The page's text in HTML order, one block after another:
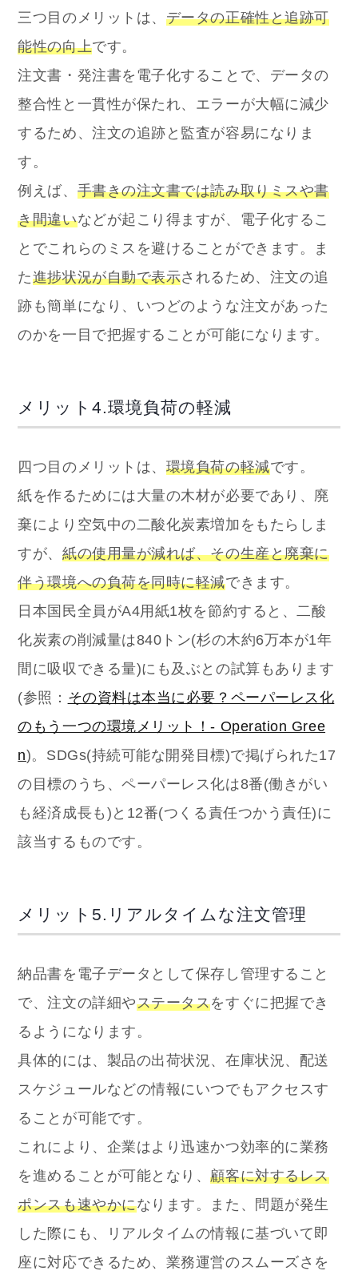
三つ目のメリットは、 データの正確性と追跡可
能性の向上です。
注文書・発注書を電子化することで、データの
整合性と一貫性が保たれ、エラーが大幅に減少
するため、注文の追跡と監査が容易になりま
す。
例えば、 手書きの注文書では読み取りミスや書
き間違いなどが起こり得ますが、電子化するこ
とでこれらのミスを避けることができます。
ま
た進捗状況が自動で表示されるため、注文の追
跡も簡単になり、いつどのような注文があった
のかを一目で把握することが可能になります。
メリット4.環境負荷の軽減
四つ目のメリットは、 環境負荷の軽減です。
紙を作るためには大量の木材が必要であり、廃
棄により空気中の二酸化炭素増加をもたらしま
すが、紙の使用量が減れば、その生産と廃棄に
伴う環境への負荷を同時に軽減できます。
日本国民全員がA4用紙1枚を節約すると、二酸
化炭素の削減量は840トン(杉の木約6万本が1年
間に吸収できる量)にも及ぶとの試算もあります
(参照： その資料は本当に必要？ペーパーレス化
のもう一つの環境メリット！- Operation Gree
n)。 SDGs(持続可能な開発目標)で掲げられた17
の目標のうち、ペーパーレス化は8番(働きがい
も経済成長も)と12番(つくる責任つかう責任)に
該当するものです。
メリット5.リアルタイムな注文管理
納品書を電子データとして保存し管理すること
で、注文の詳細やステータスをすぐに把握でき
るようになります。
具体的には、製品の出荷状況、在庫状況、配送
スケジュールなどの情報にいつでもアクセスす
ることが可能です。
これにより、企業はより迅速かつ効率的に業務
を進めることが可能となり、顧客に対するレス
ポンスも速やかになります。
また、問題が発生
した際にも、リアルタイムの情報に基づいて即
座に対応できるため、業務運営のスムーズさを